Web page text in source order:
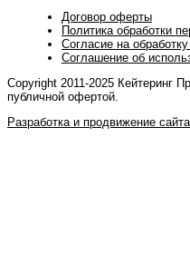
Договор оферты
Политика обработки
Согласие на
Соглашение об
Copyright 2011-2025 Кейтеринг
публичной офертой.
Разработка и продвижение